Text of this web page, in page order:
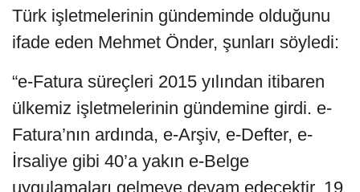
Türk işletmelerinin gündeminde olduğunu
ifade eden Mehmet Önder, şunları söyledi:
“e-Fatura süreçleri 2015 yılından itibaren
ülkemiz işletmelerinin gündemine girdi. e-
Fatura’nın ardında, e-Arşiv, e-Defter, e-
İrsaliye gibi 40’a yakın e-Belge
uygulamaları gelmeye devam edecektir. 19